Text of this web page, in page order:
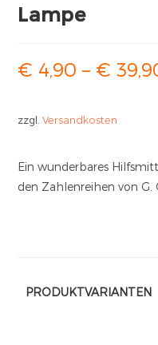
Lampe
€ 4,90 – €
zzgl.Versandkosten
Ein wunderbares
den Zahlenreihen von G.
PRODUKTVARIANTEN